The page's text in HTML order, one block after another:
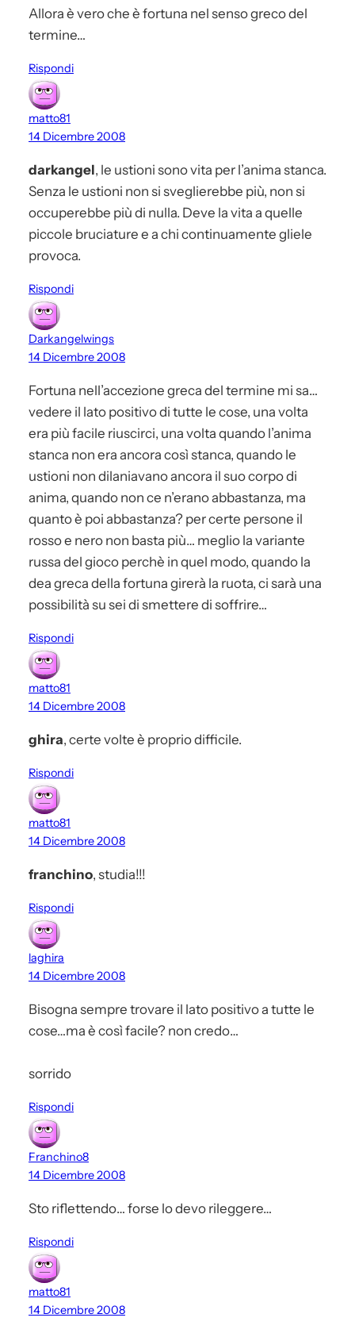
Allora è vero che è fortuna nel senso greco del
termine…
Rispondi
matto81
14 Dicembre 2008
darkangel, le ustioni sono vita per l’anima stanca.
Senza le ustioni non si sveglierebbe più, non si
occuperebbe più di nulla. Deve la vita a quelle
piccole bruciature e a chi continuamente gliele
provoca.
Rispondi
Darkangelwings
14 Dicembre 2008
Fortuna nell’accezione greca del termine mi sa…
vedere il lato positivo di tutte le cose, una volta
era più facile riuscirci, una volta quando l’anima
stanca non era ancora così stanca, quando le
ustioni non dilaniavano ancora il suo corpo di
anima, quando non ce n’erano abbastanza, ma
quanto è poi abbastanza? per certe persone il
rosso e nero non basta più… meglio la variante
russa del gioco perchè in quel modo, quando la
dea greca della fortuna girerà la ruota, ci sarà una
possibilità su sei di smettere di soffrire…
Rispondi
matto81
14 Dicembre 2008
ghira, certe volte è proprio difficile.
Rispondi
matto81
14 Dicembre 2008
franchino, studia!!!
Rispondi
laghira
14 Dicembre 2008
Bisogna sempre trovare il lato positivo a tutte le
cose…ma è così facile? non credo…
sorrido
Rispondi
Franchino8
14 Dicembre 2008
Sto riflettendo… forse lo devo rileggere…
Rispondi
matto81
14 Dicembre 2008